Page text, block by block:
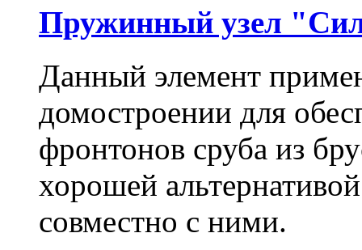
Пружинный узел
Данный элемент
домостроении для
фронтонов сруба из
хорошей
совместно с ними.